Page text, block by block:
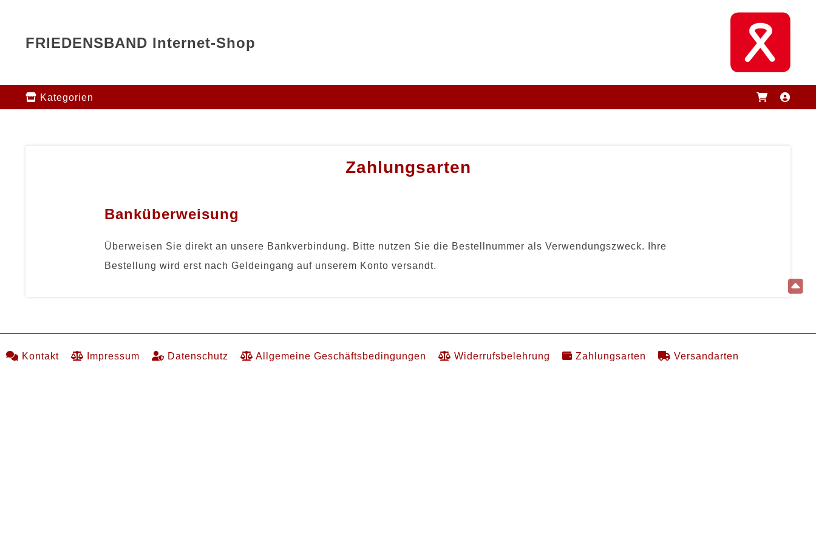
FRIEDENSBAND Internet-Shop
Kategorien
Zahlungsarten
Banküberweisung
Überweisen Sie direkt an unsere Bankverbindung. Bitte nutzen Sie die Bestellnummer als Verwendungszweck. Ihre
Bestellung wird erst nach Geldeingang auf unserem Konto versandt.
Kontakt Impressum Datenschutz Allgemeine Geschäftsbedingungen Widerrufsbelehrung Zahlungsarten Versandarten